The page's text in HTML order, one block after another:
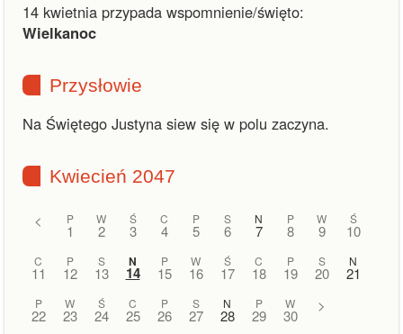
14 kwietnia przypada wspomnienie/święto:
Wielkanoc
Przysłowie
Na Świętego Justyna siew się w polu zaczyna.
Kwiecień 2047
< P
1
W
2
Ś
3
C
4
P
5
S
6
N
7
P
8
W
9
Ś
10
C
11
P
12
S
13
N
14
P
15
W
16
Ś
17
C
18
P
19
S
20
N
21
P
22
W
23
Ś
24
C
25
P
26
S
27
N
28
P
29
W
30
>